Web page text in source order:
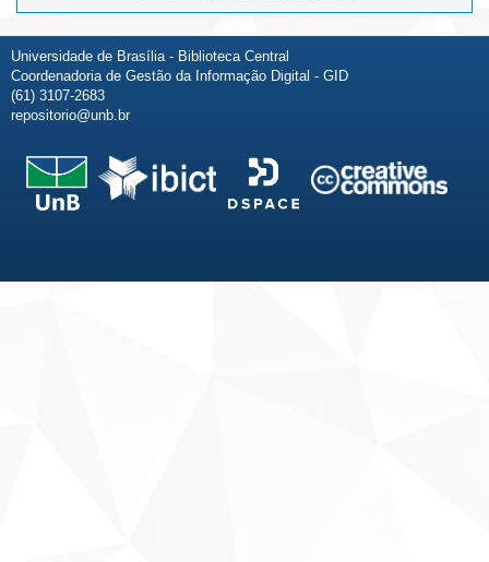
Universidade de Brasília - Biblioteca Central
Coordenadoria de Gestão da Informação Digital - GID
(61) 3107-2683
repositorio@unb.br